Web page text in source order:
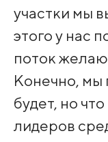
участки мы
этого у нас
поток
Конечно, мы
будет, но
лидеров